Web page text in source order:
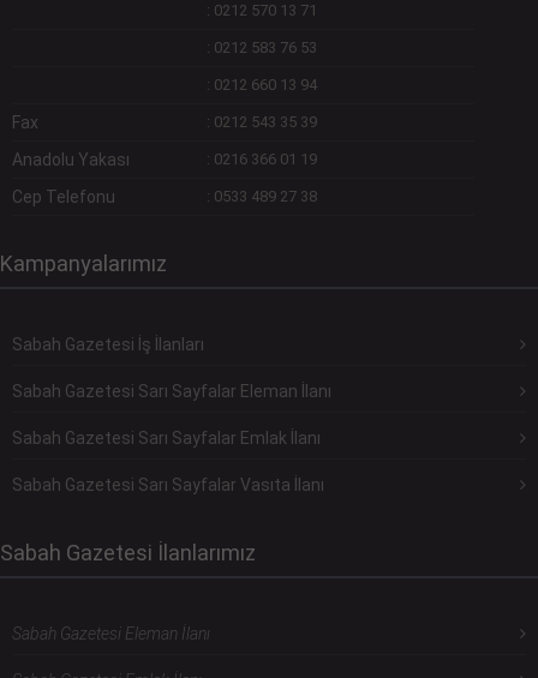
: 0212 570 13 71
: 0212 583 76 53
: 0212 660 13 94
Fax : 0212 543 35 39
Anadolu Yakası : 0216 366 01 19
Cep Telefonu : 0533 489 27 38
Kampanyalarımız
Sabah Gazetesi İş İlanları
Sabah Gazetesi Sarı Sayfalar Eleman İlanı
Sabah Gazetesi Sarı Sayfalar Emlak İlanı
Sabah Gazetesi Sarı Sayfalar Vasıta İlanı
Sabah Gazetesi İlanlarımız
Sabah Gazetesi Eleman İlanı